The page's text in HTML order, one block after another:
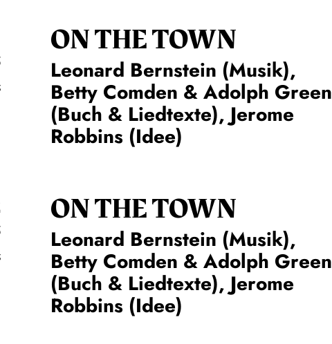
ON THE TOWN
Leonard Bernstein (Musik),
Betty Comden & Adolph Green
(Buch & Liedtexte), Jerome
Robbins (Idee)
ON THE TOWN
Leonard Bernstein (Musik),
Betty Comden & Adolph Green
(Buch & Liedtexte), Jerome
Robbins (Idee)